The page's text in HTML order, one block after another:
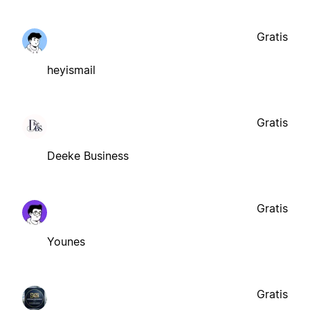
heyismail
Gratis
Deeke Business
Gratis
Younes
Gratis
Gratis